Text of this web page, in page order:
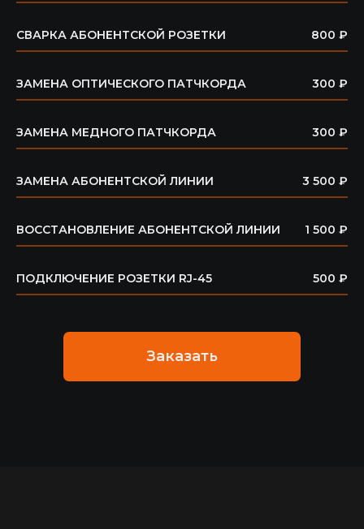
СВАРКА АБОНЕНТСКОЙ РОЗЕТКИ 800 ₽
ЗАМЕНА ОПТИЧЕСКОГО ПАТЧКОРДА 300 ₽
ЗАМЕНА МЕДНОГО ПАТЧКОРДА 300 ₽
ЗАМЕНА АБОНЕНТСКОЙ ЛИНИИ 3 500 ₽
ВОССТАНОВЛЕНИЕ АБОНЕНТСКОЙ ЛИНИИ 1 500 ₽
ПОДКЛЮЧЕНИЕ РОЗЕТКИ RJ-45 500 ₽
Заказать